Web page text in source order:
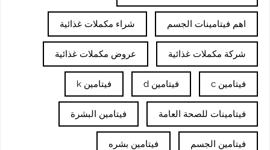
اهم فيتامينات الجسم شراء مكملات غذائية
شركة مكملات غذائية عروض مكملات غذائية
فيتامين c فيتامين d فيتامين k
فيتامينات للصحة العامة فيتامين البشرة
فيتامين الجسم فيتامين بشره